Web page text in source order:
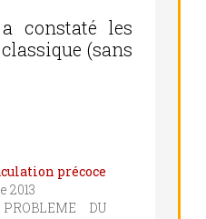
constaté les
(sans
précoce
2013
DU